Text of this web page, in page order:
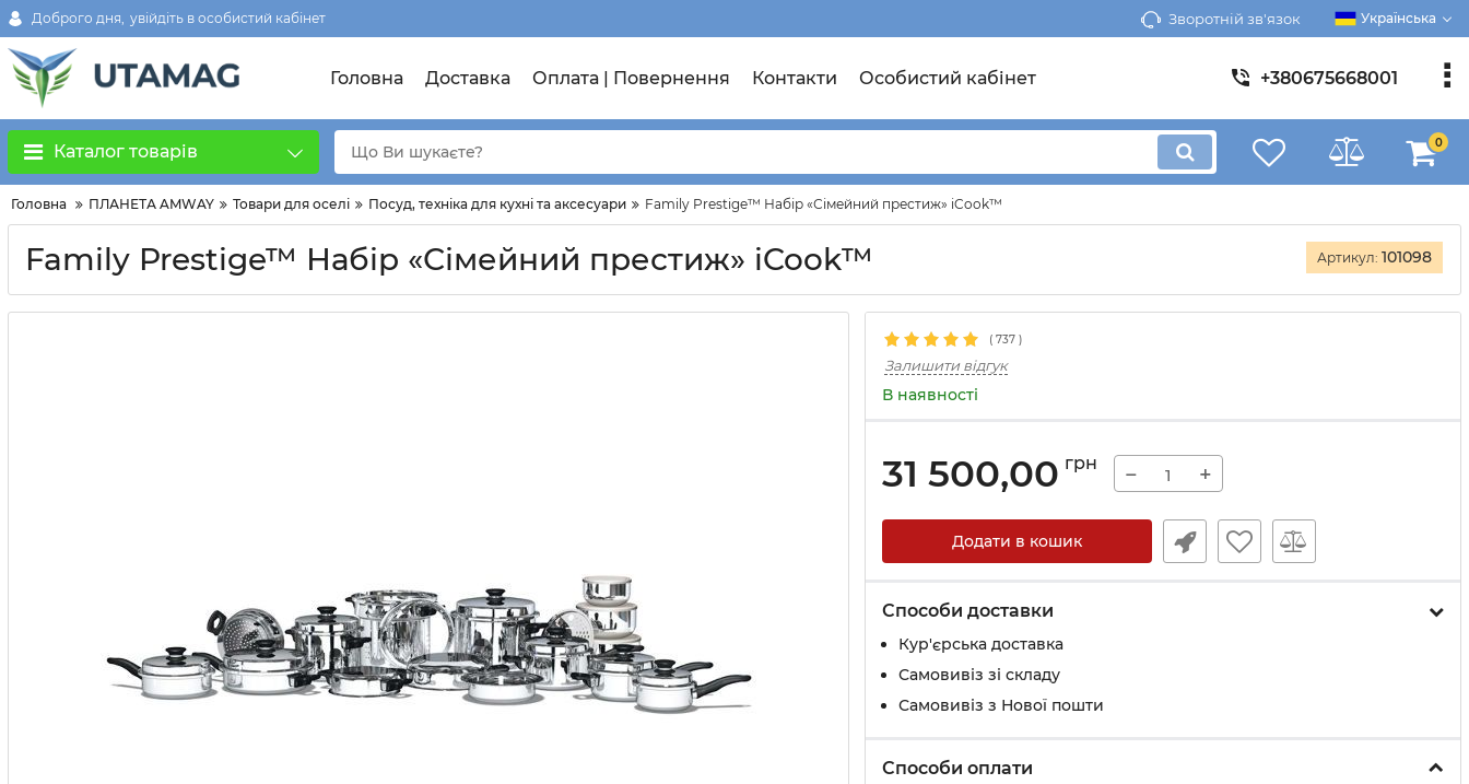
Доброго дня, увійдіть в особистий кабінет Зворотній зв'язок Українська
Головна Доставка Оплата | Повернення Контакти Особистий кабінет +380675668001
Каталог товарів 0
Головна ПЛАНЕТА AMWAY Товари для оселi Посуд, техніка для кухні та аксесуари Family Prestige™ Набір «Сімейний престиж» iCook™
Family Prestige™ Набір «Сімейний престиж» iCook™ Артикул: 101098
( 737 )
Залишити відгук
В наявності
31 500,00 грн − +
Додати в кошик
Способи доставки
Кур'єрська доставка
Самовивіз зі складу
Самовивіз з Нової пошти
Способи оплати